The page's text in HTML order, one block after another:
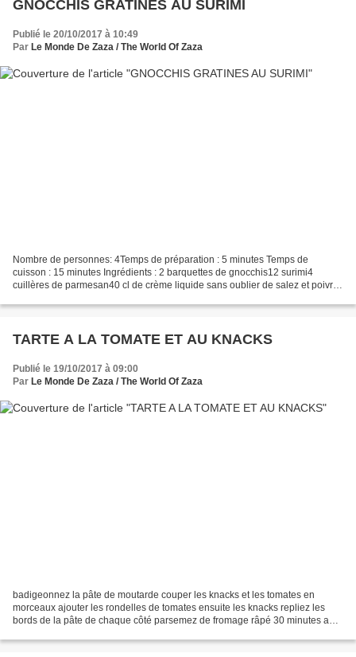
GNOCCHIS GRATINES AU SURIMI
Publié le 20/10/2017 à 10:49
Par Le Monde De Zaza / The World Of Zaza
Nombre de personnes: 4Temps de préparation : 5 minutes Temps de
cuisson : 15 minutes Ingrédients : 2 barquettes de gnocchis12 surimi4
cuillères de parmesan40 cl de crème liquide sans oublier de salez et poivrez
TARTE A LA TOMATE ET AU KNACKS
Publié le 19/10/2017 à 09:00
Par Le Monde De Zaza / The World Of Zaza
badigeonnez la pâte de moutarde couper les knacks et les tomates en
morceaux ajouter les rondelles de tomates ensuite les knacks repliez les
bords de la pâte de chaque côté parsemez de fromage râpé 30 minutes au